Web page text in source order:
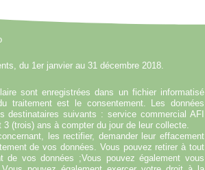
du 1er janvier au 31 décembre 2018.
sont enregistrées dans un fichier informatisé
traitement est le consentement. Les données
destinataires suivants : service commercial AFI
(trois) ans à compter du jour de leur collecte.
les rectifier, demander leur effacement
de vos données. Vous pouvez retirer à tout
de vos données ;Vous pouvez également vous